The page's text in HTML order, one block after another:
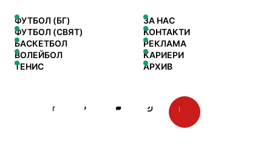
ФУТБОЛ (БГ)
ФУТБОЛ (СВЯТ)
БАСКЕТБОЛ
ВОЛЕЙБОЛ
ТЕНИС
ЗА НАС
КОНТАКТИ
РЕКЛАМА
КАРИЕРИ
АРХИВ